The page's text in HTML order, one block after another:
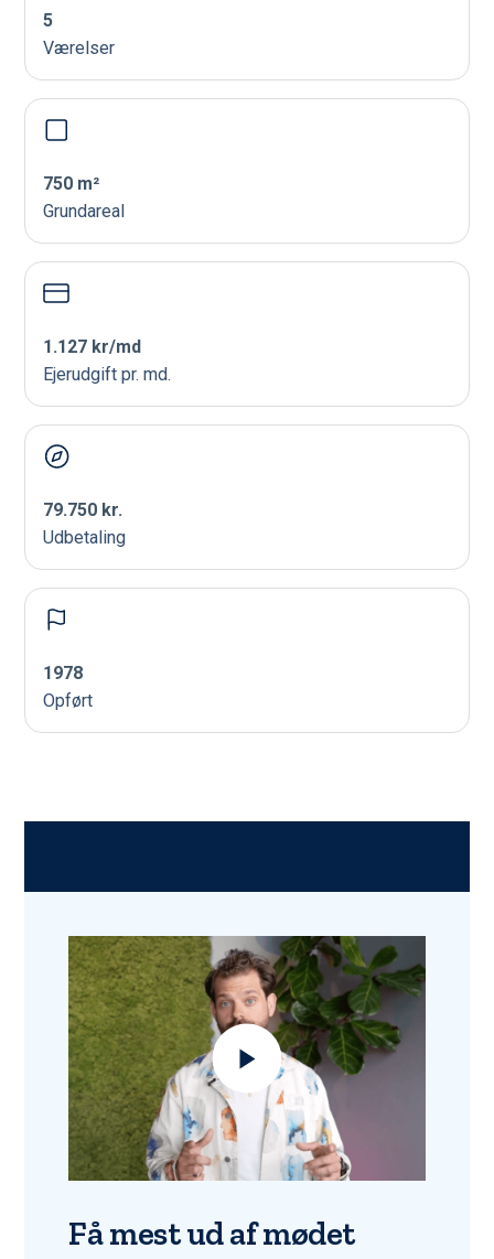
5
Værelser
750 m²
Grundareal
1.127 kr/md
Ejerudgift pr. md.
79.750 kr.
Udbetaling
1978
Opført
Få mest ud af mødet